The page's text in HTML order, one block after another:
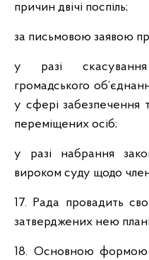
причин двічі поспіль;
за письмовою заявою
у разі скасування
громадського
у сфері забезпечення
переміщених осіб;
у разі набрання
вироком суду щодо
17. Рада провадить
затверджених нею
18. Основною формою